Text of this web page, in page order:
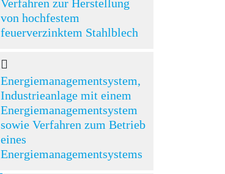
Verfahren zur Herstellung
von hochfestem
feuerverzinktem Stahlblech
Energiemanagementsystem,
Industrieanlage mit einem
Energiemanagementsystem
sowie Verfahren zum Betrieb
eines
Energiemanagementsystems